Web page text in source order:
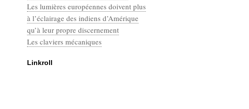
Les lumières européennes doivent plus
à l’éclairage des indiens d’Amérique
qu’à leur propre discernement
Les claviers mécaniques
Linkroll